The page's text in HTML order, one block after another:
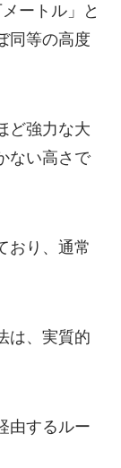
ートル」と
同等の高度
ど強力な大
ない高さで
おり、通常
は、実質的
由するルー